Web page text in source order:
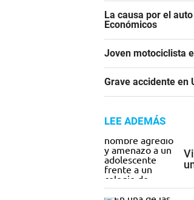
La causa por el
Económicos
Joven motociclista
Grave accidente en
LEE ADEMÁS